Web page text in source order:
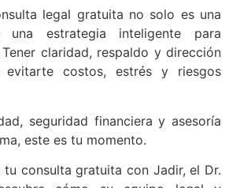
legal gratuita no solo es una
una estrategia inteligente para
claridad, respaldo y dirección
evitarte costos, estrés y riesgos
seguridad financiera y asesoría
este es tu momento.
consulta gratuita con Jadir, el Dr.